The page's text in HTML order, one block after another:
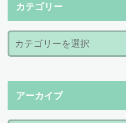
カテゴリー
アーカイブ